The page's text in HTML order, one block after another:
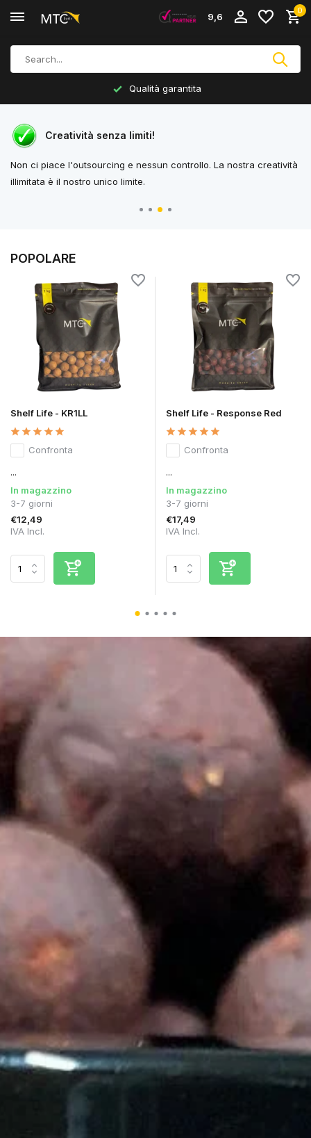
9,6
0
Produzione propria
Creatività senza limiti!
Non ci piace l'outsourcing e nessun controllo. La nostra creatività
illimitata è il nostro unico limite.
POPOLARE
Shelf Life - KR1LL
Confronta
...
In magazzino
3-7 giorni
€12,49
IVA Incl.
Shelf Life - Response Red
Confronta
...
In magazzino
3-7 giorni
€17,49
IVA Incl.